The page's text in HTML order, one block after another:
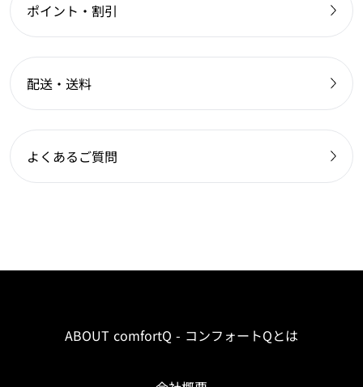
ポイント・割引
配送・送料
よくあるご質問
ABOUT comfortQ - コンフォートQとは